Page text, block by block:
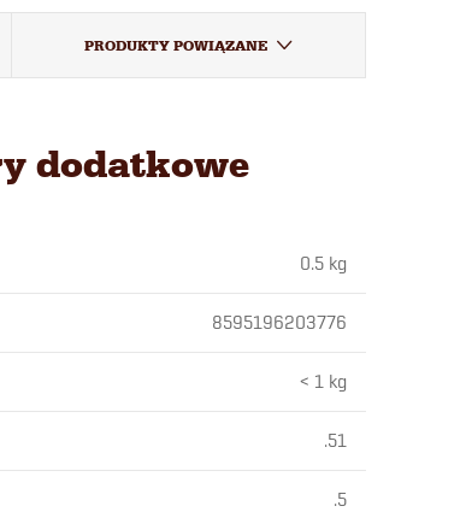
PRODUKTY POWIĄZANE
dodatkowe
0.5 kg
8595196203776
< 1 kg
.51
.5